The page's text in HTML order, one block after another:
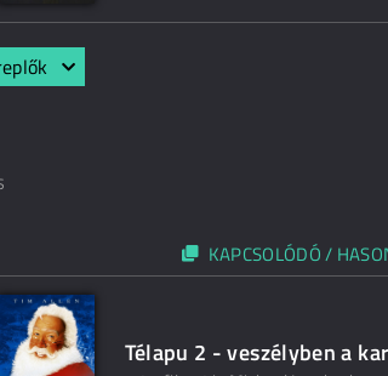
KAPCSOLÓDÓ /
Télapu 2 - veszélyben a